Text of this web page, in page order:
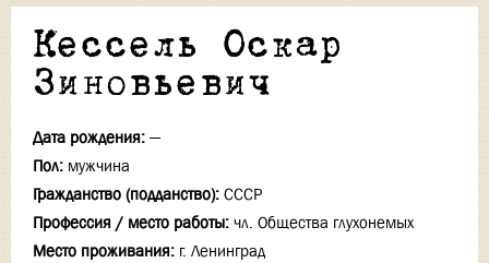
Кессель Оскар
Зиновьевич
Дата рождения: —
Пол: мужчина
Гражданство (подданство): СССР
Профессия / место работы: чл. Общества глухонемых
Место проживания: г. Ленинград